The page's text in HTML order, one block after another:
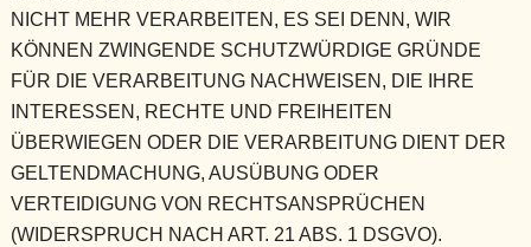
NICHT MEHR VERARBEITEN, ES SEI DENN, WIR
KÖNNEN ZWINGENDE SCHUTZWÜRDIGE GRÜNDE
FÜR DIE VERARBEITUNG NACHWEISEN, DIE IHRE
INTERESSEN, RECHTE UND FREIHEITEN
ÜBERWIEGEN ODER DIE VERARBEITUNG DIENT DER
GELTENDMACHUNG, AUSÜBUNG ODER
VERTEIDIGUNG VON RECHTSANSPRÜCHEN
(WIDERSPRUCH NACH ART. 21 ABS. 1 DSGVO).